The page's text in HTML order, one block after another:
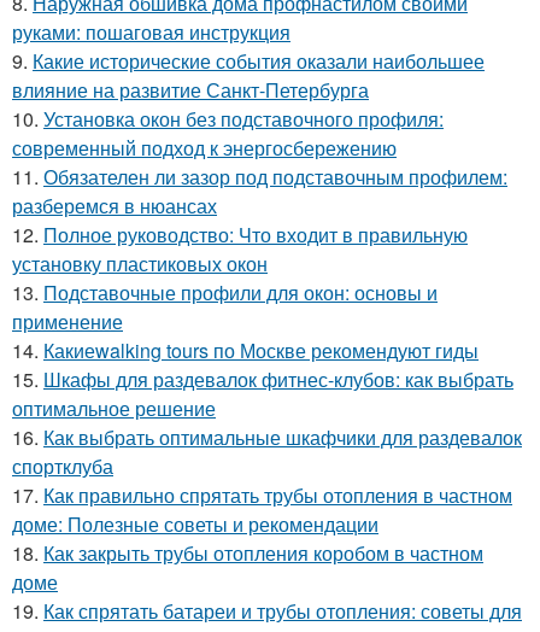
руками: пошаговая инструкция
9. Какие исторические события оказали наибольшее
влияние на развитие Санкт-Петербурга
10. Установка окон без подставочного профиля:
современный подход к энергосбережению
11. Обязателен ли зазор под подставочным профилем:
разберемся в нюансах
12. Полное руководство: Что входит в правильную
установку пластиковых окон
13. Подставочные профили для окон: основы и
применение
14. Какиеwalking tours по Москве рекомендуют гиды
15. Шкафы для раздевалок фитнес-клубов: как выбрать
оптимальное решение
16. Как выбрать оптимальные шкафчики для раздевалок
спортклуба
17. Как правильно спрятать трубы отопления в частном
доме: Полезные советы и рекомендации
18. Как закрыть трубы отопления коробом в частном
доме
19. Как спрятать батареи и трубы отопления: советы для